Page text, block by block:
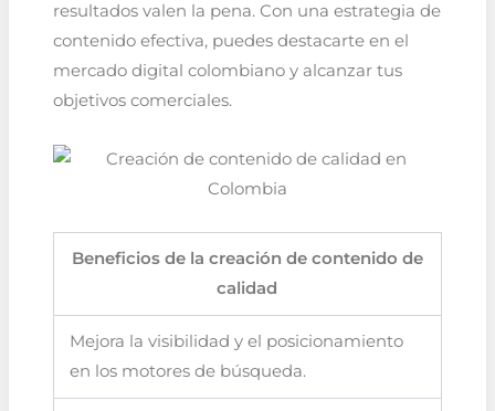
resultados valen la pena. Con una estrategia de
contenido efectiva, puedes destacarte en el
mercado digital colombiano y alcanzar tus
objetivos comerciales.
Beneficios de la creación de contenido de
calidad
Mejora la visibilidad y el posicionamiento
en los motores de búsqueda.